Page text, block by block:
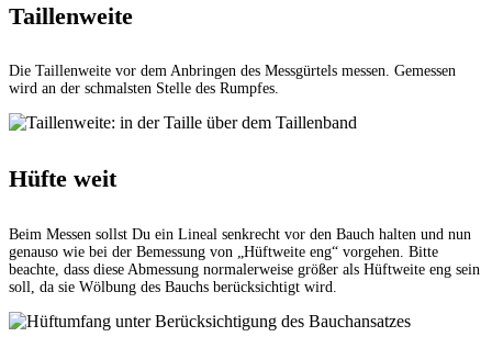
Taillenweite
Die Taillenweite vor dem Anbringen des Messgürtels messen. Gemessen
wird an der schmalsten Stelle des Rumpfes.
Hüfte weit
Beim Messen sollst Du ein Lineal senkrecht vor den Bauch halten und nun
genauso wie bei der Bemessung von „Hüftweite eng“ vorgehen. Bitte
beachte, dass diese Abmessung normalerweise größer als Hüftweite eng sein
soll, da sie Wölbung des Bauchs berücksichtigt wird.